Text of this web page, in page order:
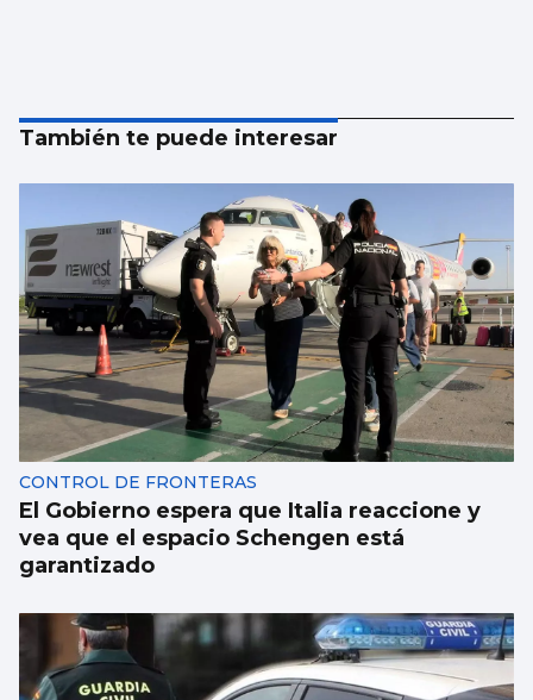
También te puede interesar
CONTROL DE FRONTERAS
El Gobierno espera que Italia reaccione y
vea que el espacio Schengen está
garantizado